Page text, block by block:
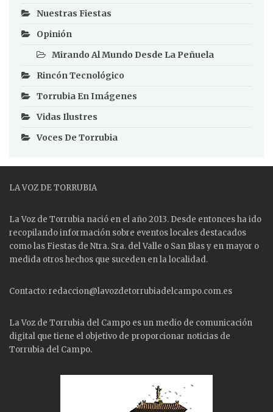
Nuestras Fiestas
Opinión
Mirando Al Mundo Desde La Peñuela
Rincón Tecnológico
Torrubia En Imágenes
Vidas Ilustres
Voces De Torrubia
LA VOZ DE TORRUBIA
La Voz de Torrubia nació en el año 2013. Desde entonces ha ido
recopilando información sobre eventos locales destacados
como las Fiestas de Ntra. Sra. del Valle o San Blas y en mayor o
medida otros hechos que suceden en la localidad.
Contacto: redaccion@lavozdetorrubiadelcampo.com.es
La Voz de Torrubia del Campo es un medio de comunicación
digital que tiene el objetivo de proporcionar noticias de
Torrubia del Campo.